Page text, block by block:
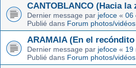
CANTOBLANCO (Hacia la
Dernier message par jefoce « 06
Publié dans Forum photos/vidéos
ARAMAIA (En el
Dernier message par jefoce « 19
Publié dans Forum photos/vidéos